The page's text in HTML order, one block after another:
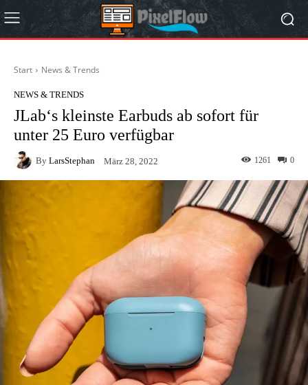
Start News & Trends
NEWS & TRENDS
JLab‘s kleinste Earbuds ab sofort für
unter 25 Euro verfügbar
By LarsStephan März 28, 2022 0
1261